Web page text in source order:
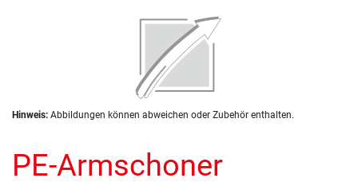
Zum
Bildergalerie
springen
Hinweis: Abbildungen können abweichen oder Zubehör enthalten.
PE-Armschoner